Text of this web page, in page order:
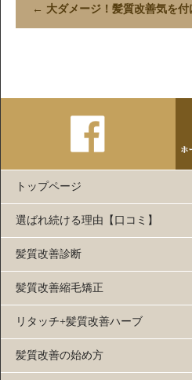
← 大ダメージ！髪質改善気を付
トップページ
選ばれ続ける理由【口コミ】
髪質改善診断
髪質改善縮毛矯正
リタッチ+髪質改善ハーブ
髪質改善の始め方